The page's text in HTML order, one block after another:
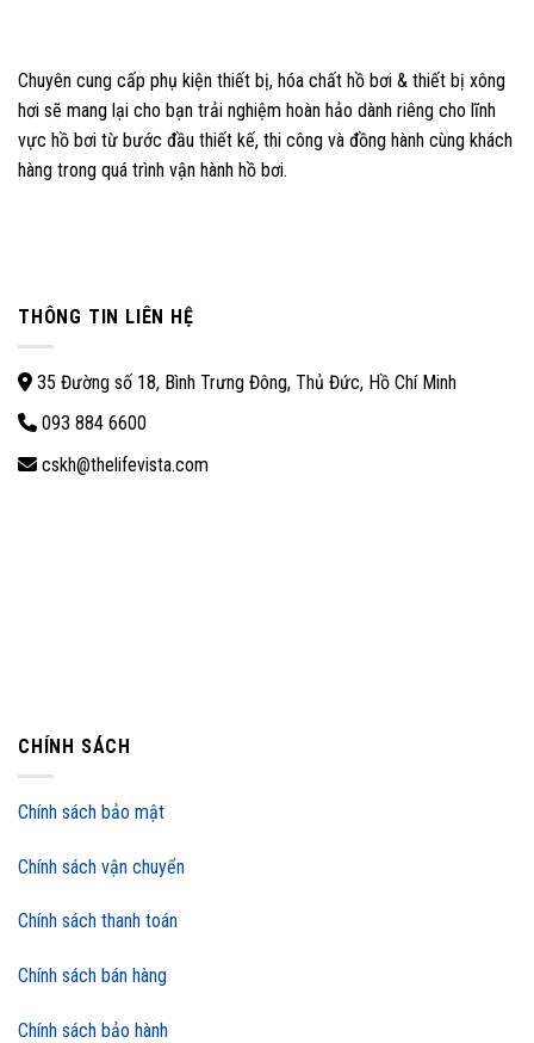
Chuyên cung cấp phụ kiện thiết bị, hóa chất hồ bơi & thiết bị xông
hơi sẽ mang lại cho bạn trải nghiệm hoàn hảo dành riêng cho lĩnh
vực hồ bơi từ bước đầu thiết kế, thi công và đồng hành cùng khách
hàng trong quá trình vận hành hồ bơi.
THÔNG TIN LIÊN HỆ
35 Đường số 18, Bình Trưng Đông, Thủ Đức, Hồ Chí Minh
093 884 6600
cskh@thelifevista.com
CHÍNH SÁCH
Chính sách bảo mật
Chính sách vận chuyển
Chính sách thanh toán
Chính sách bán hàng
Chính sách bảo hành